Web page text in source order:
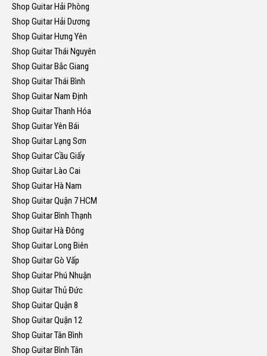
Shop Guitar Hải Phòng
Shop Guitar Hải Dương
Shop Guitar Hưng Yên
Shop Guitar Thái Nguyên
Shop Guitar Bắc Giang
Shop Guitar Thái Bình
Shop Guitar Nam Định
Shop Guitar Thanh Hóa
Shop Guitar Yên Bái
Shop Guitar Lạng Sơn
Shop Guitar Cầu Giấy
Shop Guitar Lào Cai
Shop Guitar Hà Nam
Shop Guitar Quận 7 HCM
Shop Guitar Bình Thạnh
Shop Guitar Hà Đông
Shop Guitar Long Biên
Shop Guitar Gò Vấp
Shop Guitar Phú Nhuận
Shop Guitar Thủ Đức
Shop Guitar Quận 8
Shop Guitar Quận 12
Shop Guitar Tân Bình
Shop Guitar Bình Tân